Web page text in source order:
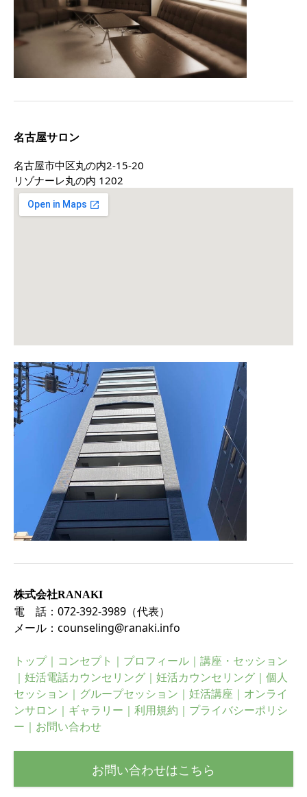
名古屋サロン
名古屋市中区丸の内2-15-20
リゾナーレ丸の内 1202
株式会社RANAKI
電 話： 072-392-3989 （代表）
メール： counseling@ranaki.info
トップ｜ コンセプト ｜ プロフィール ｜ 講座・セッション
｜ 妊活電話カウンセリング ｜ 妊活カウンセリング ｜ 個人
セッション ｜ グループセッション ｜ 妊活講座 ｜ オンライ
ンサロン ｜ ギャラリー ｜ 利用規約 ｜ プライバシーポリシ
ー ｜ お問い合わせ
お問い合わせはこちら